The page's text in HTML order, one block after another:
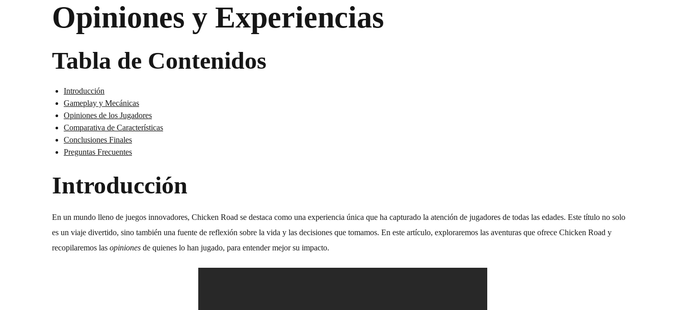
Opiniones y Experiencias
Tabla de Contenidos
Introducción
Gameplay y Mecánicas
Opiniones de los Jugadores
Comparativa de Características
Conclusiones Finales
Preguntas Frecuentes
Introducción
En un mundo lleno de juegos innovadores, Chicken Road se destaca como una experiencia única que ha capturado la atención de jugadores de todas las edades. Este título no solo
es un viaje divertido, sino también una fuente de reflexión sobre la vida y las decisiones que tomamos. En este artículo, exploraremos las aventuras que ofrece Chicken Road y
recopilaremos las opiniones de quienes lo han jugado, para entender mejor su impacto.